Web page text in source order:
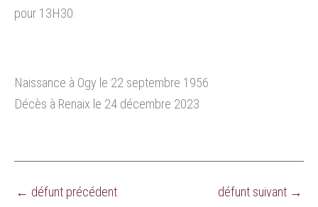
pour 13H30.
Naissance à Ogy le 22 septembre 1956
Décès à Renaix le 24 décembre 2023
← défunt précédent défunt suivant →